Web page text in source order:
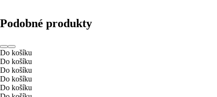
Podobné produkty
Do košíku
Do košíku
Do košíku
Do košíku
Do košíku